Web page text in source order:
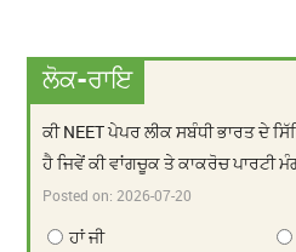
ਲੋਕ-ਰਾਇ
ਕੀ NEET ਪੇਪਰ ਲੀਕ ਸਬੰਧੀ ਭਾਰਤ ਦੇ
ਹੈ ਜਿਵੇਂ ਕੀ ਵਾਂਗਚੂਕ ਤੇ ਕਾਕਰੋਚ ਪਾਰਟੀ
Posted on:2026-07-20
ਹਾਂ ਜੀ